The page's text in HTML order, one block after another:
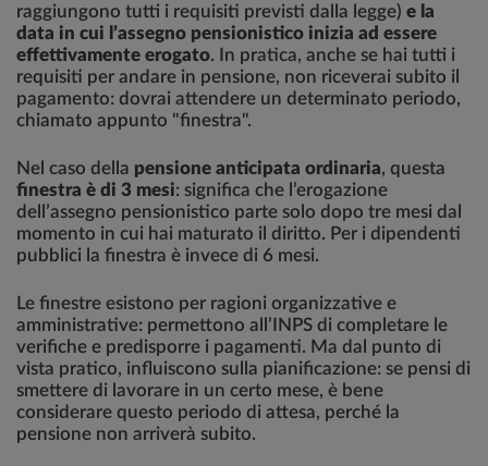
raggiungono tutti i requisiti previsti dalla legge) e la
data in cui l’assegno pensionistico inizia ad essere
effettivamente erogato. In pratica, anche se hai tutti i
requisiti per andare in pensione, non riceverai subito il
pagamento: dovrai attendere un determinato periodo,
chiamato appunto "finestra".
Nel caso della pensione anticipata ordinaria, questa
finestra è di 3 mesi: significa che l’erogazione
dell’assegno pensionistico parte solo dopo tre mesi dal
momento in cui hai maturato il diritto. Per i dipendenti
pubblici la finestra è invece di 6 mesi.
Le finestre esistono per ragioni organizzative e
amministrative: permettono all’INPS di completare le
verifiche e predisporre i pagamenti. Ma dal punto di
vista pratico, influiscono sulla pianificazione: se pensi di
smettere di lavorare in un certo mese, è bene
considerare questo periodo di attesa, perché la
pensione non arriverà subito.